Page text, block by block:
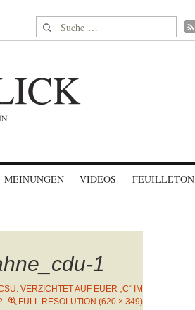
Suche nach:
MEINUNGEN VIDEOS FEUILLETON
1
VERZICHTET AUF EUER „C“ IM
FULL RESOLUTION (620 × 349)